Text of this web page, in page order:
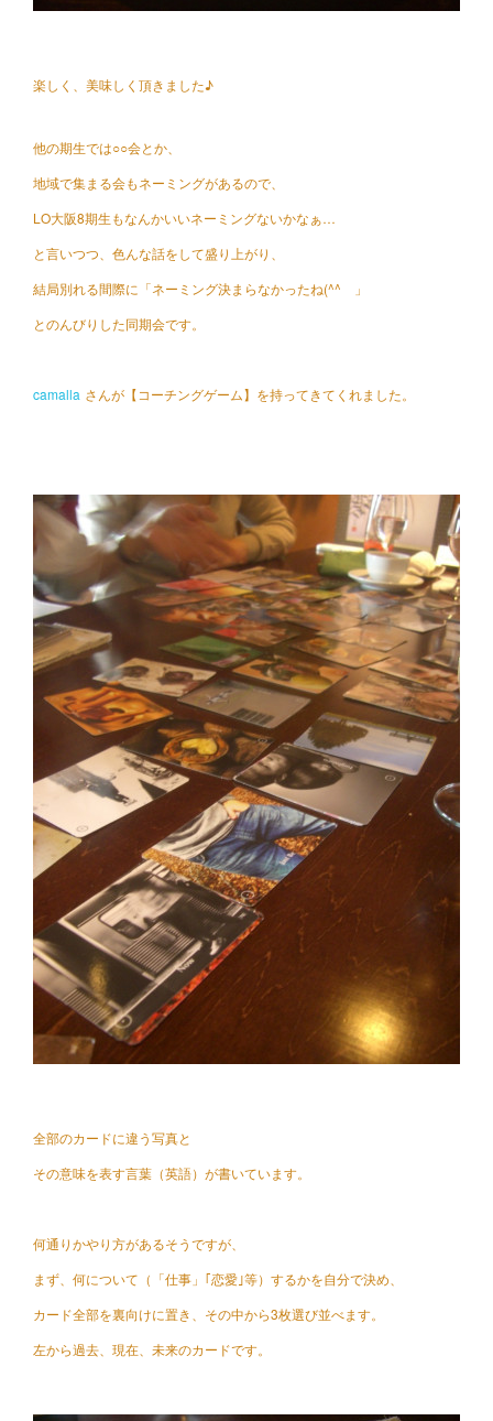
楽しく、美味しく頂きました♪
他の期生では○○会とか、
地域で集まる会もネーミングがあるので、
LO大阪8期生もなんかいいネーミングないかなぁ…
と言いつつ、色んな話をして盛り上がり、
結局別れる間際に「ネーミング決まらなかったね(^^ゞ」
とのんびりした同期会です。
camalla さんが【コーチングゲーム】を持ってきてくれました。
全部のカードに違う写真と
その意味を表す言葉（英語）が書いています。
何通りかやり方があるそうですが、
まず、何について（「仕事」｢恋愛｣等）するかを自分で決め、
カード全部を裏向けに置き、その中から3枚選び並べます。
左から過去、現在、未来のカードです。